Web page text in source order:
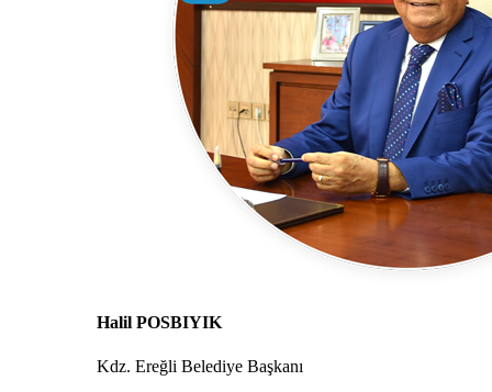
Halil POSBIYIK
Kdz. Ereğli Belediye Başkanı